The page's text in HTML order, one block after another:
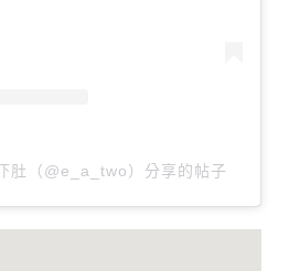
肚（@e_a_two）分享的帖子